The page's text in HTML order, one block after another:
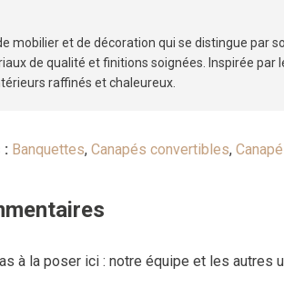
mobilier et de décoration qui se distingue par
de qualité et finitions soignées. Inspirée
raffinés et chaleureux.
: Banquettes, Canapés convertibles,
à la poser ici : notre équipe et les autres